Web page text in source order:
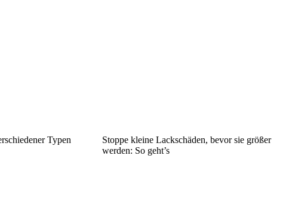
Typen
Stoppe kleine Lackschäden, bevor sie größer
werden: So geht’s